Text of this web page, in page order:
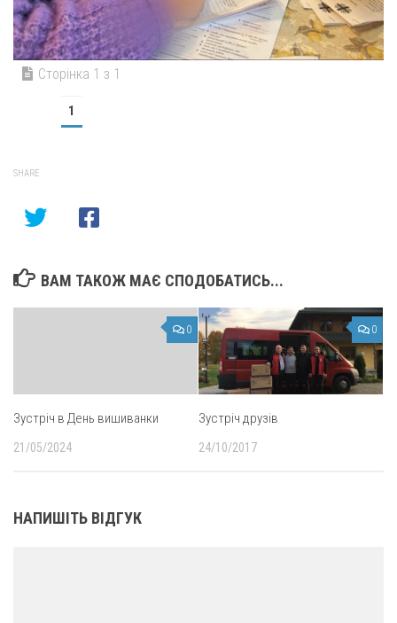
Сторінка 1 з 1
1
SHARE
ВАМ ТАКОЖ МАЄ СПОДОБАТИСЬ...
0
Зустріч в День вишиванки
21/05/2024
0
Зустріч друзів
24/10/2017
НАПИШІТЬ ВІДГУК